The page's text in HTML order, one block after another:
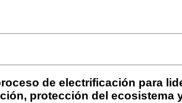
de electrificación para
protección del ecosistema